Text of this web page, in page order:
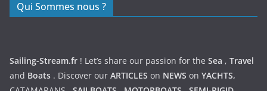
Qui Sommes nous ?
Sailing-Stream.fr ! Let’s share our passion for the Sea , Travel
and Boats . Discover our ARTICLES on NEWS on YACHTS,